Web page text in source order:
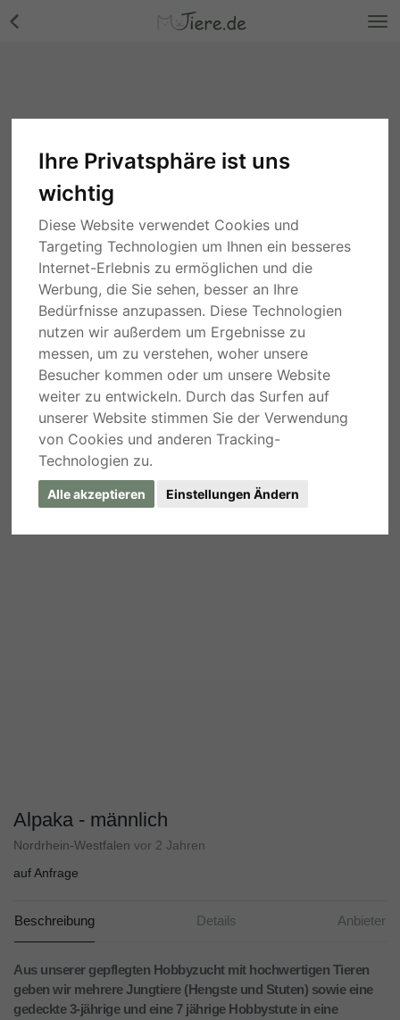
Ihre Privatsphäre ist uns
wichtig
Diese Website verwendet Cookies und
Targeting Technologien um Ihnen ein besseres
Internet-Erlebnis zu ermöglichen und die
Werbung, die Sie sehen, besser an Ihre
Bedürfnisse anzupassen. Diese Technologien
nutzen wir außerdem um Ergebnisse zu
messen, um zu verstehen, woher unsere
Besucher kommen oder um unsere Website
weiter zu entwickeln. Durch das Surfen auf
unserer Website stimmen Sie der Verwendung
von Cookies und anderen Tracking-
Technologien zu.
Alle akzeptieren Einstellungen Ändern
Alpaka - männlich
Nordrhein-Westfalen vor 2 Jahren
auf Anfrage
Beschreibung Details Anbieter
Aus unserer gepflegten Hobbyzucht mit hochwertigen Tieren
geben wir mehrere Jungtiere (Hengste und Stuten) sowie eine
gedeckte 3-jährige und eine 7 jährige Hobbystute in eine